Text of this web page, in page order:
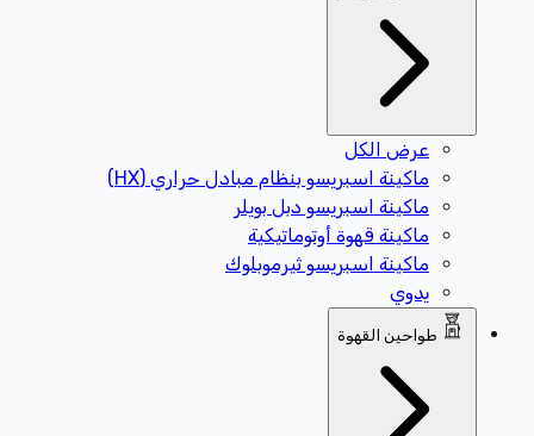
عرض الكل
ماكينة اسبريسو بنظام مبادل حراري (HX)
ماكينة اسبريسو دبل بويلر
ماكينة قهوة أوتوماتيكية
ماكينة اسبريسو ثيرموبلوك
يدوي
طواحين القهوة